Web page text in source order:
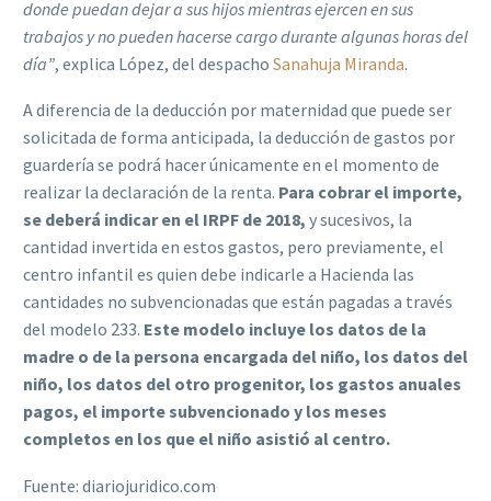
donde puedan dejar a sus hijos mientras ejercen en sus
trabajos y no pueden hacerse cargo durante algunas horas del
día”, explica López, del despacho Sanahuja Miranda.
A diferencia de la deducción por maternidad que puede ser
solicitada de forma anticipada, la deducción de gastos por
guardería se podrá hacer únicamente en el momento de
realizar la declaración de la renta. Para cobrar el importe,
se deberá indicar en el IRPF de 2018, y sucesivos, la
cantidad invertida en estos gastos, pero previamente, el
centro infantil es quien debe indicarle a Hacienda las
cantidades no subvencionadas que están pagadas a través
del modelo 233. Este modelo incluye los datos de la
madre o de la persona encargada del niño, los datos del
niño, los datos del otro progenitor, los gastos anuales
pagos, el importe subvencionado y los meses
completos en los que el niño asistió al centro.
Fuente: diariojuridico.com